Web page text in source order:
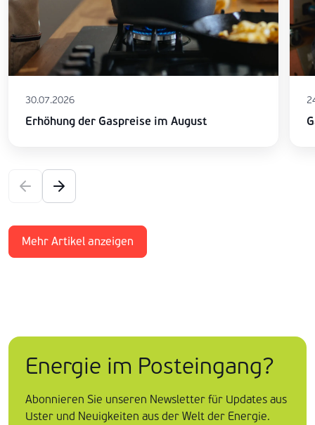
30.07.2026
Erhöhung der Gaspreise im August
Mehr Artikel anzeigen
Energie im Posteingang?
Abonnieren Sie unseren Newsletter für Updates aus
Uster und Neuigkeiten aus der Welt der Energie.